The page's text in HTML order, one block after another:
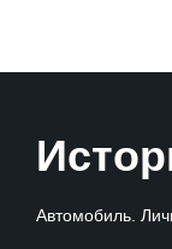
Автомобиль.